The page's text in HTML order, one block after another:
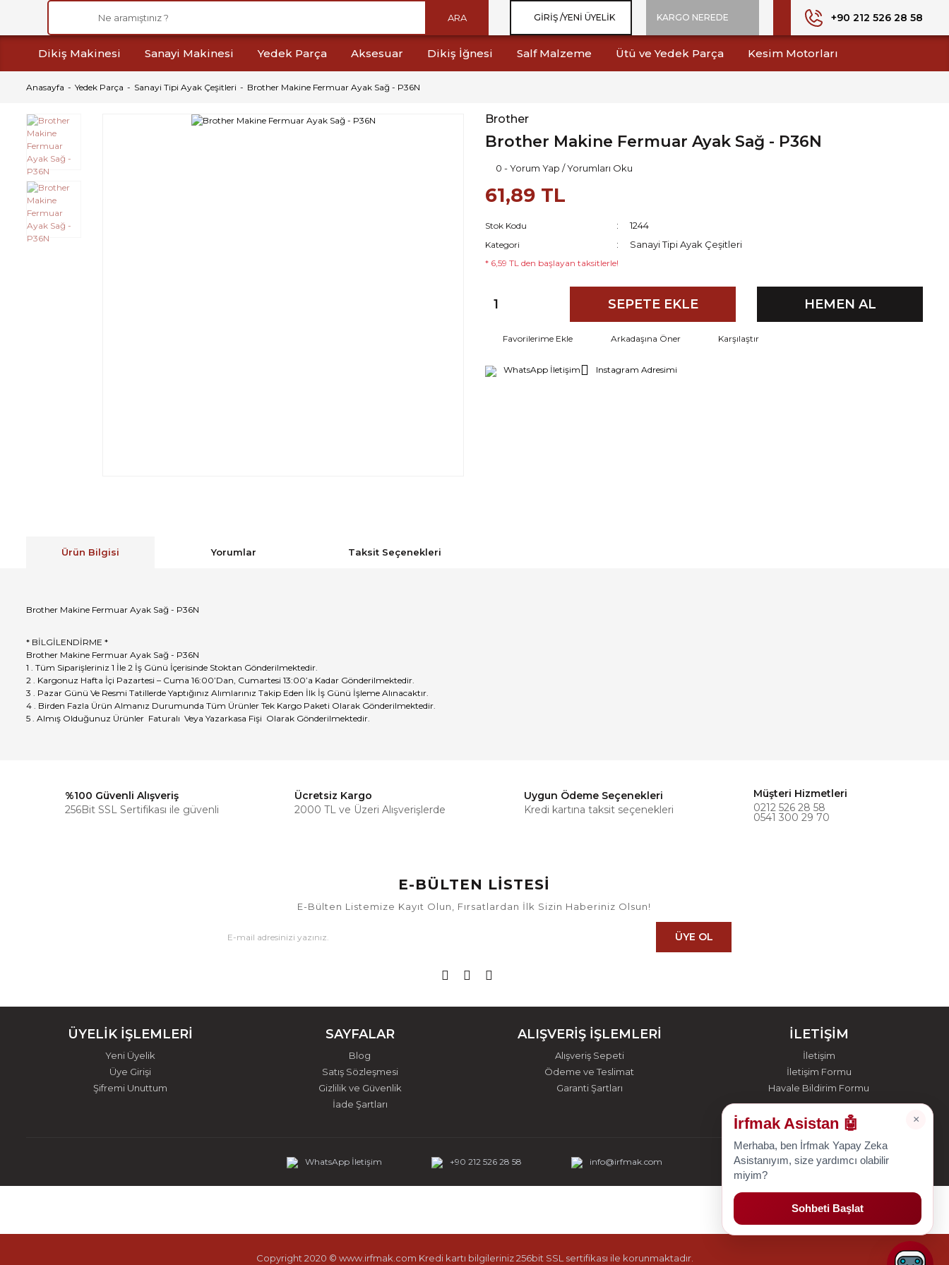
ARA GIRIŞ /YENI ÜYELIK KARGO NEREDE +90 212 526 28 58
Dikiş Makinesi Sanayi Makinesi Yedek Parça Aksesuar Dikiş İğnesi Salf Malzeme Ütü ve Yedek Parça Kesim Motorları
Anasayfa Yedek Parça Sanayi Tipi Ayak Çeşitleri Brother Makine Fermuar Ayak Sağ - P36N
Brother
Brother Makine Fermuar Ayak Sağ - P36N
0 - Yorum Yap / Yorumları Oku
61,89 TL
Stok Kodu 1244
Kategori Sanayi Tipi Ayak Çeşitleri
* 6,59 TL den başlayan taksitlerle!
SEPETE EKLE HEMEN AL
Arkadaşına Öner Karşılaştır
WhatsApp İletişim Instagram Adresimi
Ürün Bilgisi Yorumlar Taksit Seçenekleri
Brother Makine Fermuar Ayak Sağ - P36N
* BİLGİLENDİRME *
Brother Makine Fermuar Ayak Sağ - P36N
1 . Tüm Siparişleriniz 1 İle 2 İş Günü İçerisinde Stoktan Gönderilmektedir.
2 . Kargonuz Hafta İçi Pazartesi – Cuma 16:00’Dan, Cumartesi 13:00’a Kadar Gönderilmektedir.
3 . Pazar Günü Ve Resmi Tatillerde Yaptığınız Alımlarınız Takip Eden İlk İş Günü İşleme Alınacaktır.
4 . Birden Fazla Ürün Almanız Durumunda Tüm Ürünler Tek Kargo Paketi Olarak Gönderilmektedir.
5 . Almış Olduğunuz Ürünler Faturalı Veya Yazarkasa Fişi Olarak Gönderilmektedir.
Bu ürüne ilk yorumu siz yapın!
%100 Güvenli Alışveriş
256Bit SSL Sertifikası ile güvenli
Ücretsiz Kargo
2000 TL ve Üzeri Alışverişlerde
Uygun Ödeme Seçenekleri
Kredi kartına taksit seçenekleri
Müşteri Hizmetleri
0212 526 28 58
0541 300 29 70
E-BÜLTEN LİSTESİ
E-Bülten Listemize Kayıt Olun, Fırsatlardan İlk Sizin Haberiniz Olsun!
ÜYE OL
ÜYELİK İŞLEMLERİ
Yeni Üyelik
Üye Girişi
Şifremi Unuttum
SAYFALAR
Blog
Satış Sözleşmesi
Gizlilik ve Güvenlik
İade Şartları
ALIŞVERİŞ İŞLEMLERİ
Alışveriş Sepeti
Ödeme ve Teslimat
Garanti Şartları
İLETİŞİM
İletişim
İletişim Formu
Havale Bildirim Formu
WhatsApp İletişim +90 212 526 28 58 info@irfmak.com
Copyright 2020 © www.irfmak.com Kredi kartı bilgileriniz 256bit SSL sertifikası ile korunmaktadır.
×
İrfmak Asistan 🤖
Merhaba, ben İrfmak Yapay Zeka
Asistanıyım, size yardımcı olabilir
miyim?
Sohbeti Başlat